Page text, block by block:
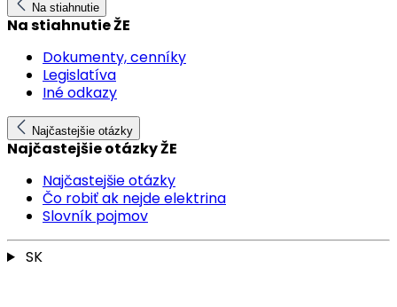
Na stiahnutie
Na stiahnutie ŽE
Dokumenty, cenníky
Legislatíva
Iné odkazy
Najčastejšie otázky
Najčastejšie otázky ŽE
Najčastejšie otázky
Čo robiť ak nejde elektrina
Slovník pojmov
SK